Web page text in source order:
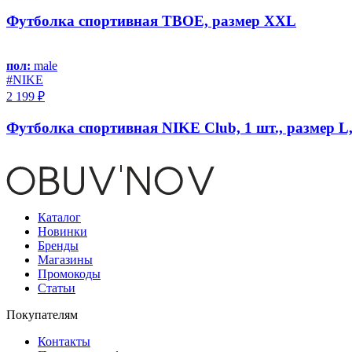
Футболка спортивная ТВОЕ, размер XXL
пол: male
#NIKE
2 199 ₽
Футболка спортивная NIKE Club, 1 шт., размер
Каталог
Новинки
Бренды
Магазины
Промокоды
Статьи
Покупателям
Контакты